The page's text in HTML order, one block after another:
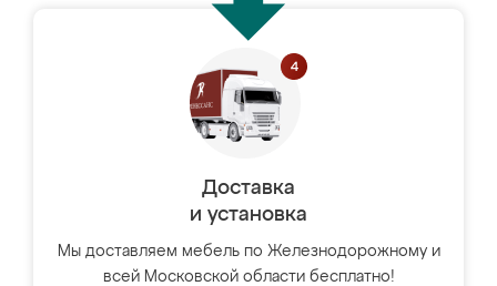
Доставка
и установка
Мы доставляем мебель по Железнодорожному и
всей Московской области бесплатно!